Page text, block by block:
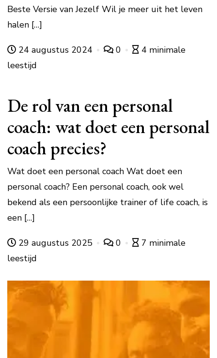
Beste Versie van Jezelf Wil je meer uit het leven
halen […]
24 augustus 2024 0
4 minimale
leestijd
De rol van een personal
coach: wat doet een personal
coach precies?
Wat doet een personal coach Wat doet een
personal coach? Een personal coach, ook wel
bekend als een persoonlijke trainer of life coach, is
een […]
29 augustus 2025 0
7 minimale
leestijd